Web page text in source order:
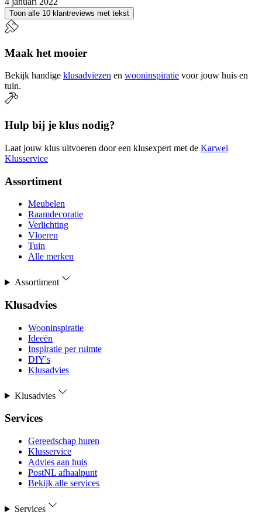
Toon alle 10 klantreviews met tekst
Maak het mooier
Bekijk handige klusadviezen en wooninspiratie voor jouw huis en
tuin.
Hulp bij je klus nodig?
Laat jouw klus uitvoeren door een klusexpert met de Karwei
Klusservice
Assortiment
Meubelen
Raamdecoratie
Verlichting
Vloeren
Tuin
Alle merken
Assortiment
Klusadvies
Wooninspiratie
Ideeën
Inspiratie per ruimte
DIY's
Klusadvies
Klusadvies
Services
Gereedschap huren
Klusservice
Advies aan huis
PostNL afhaalpunt
Bekijk alle services
Services